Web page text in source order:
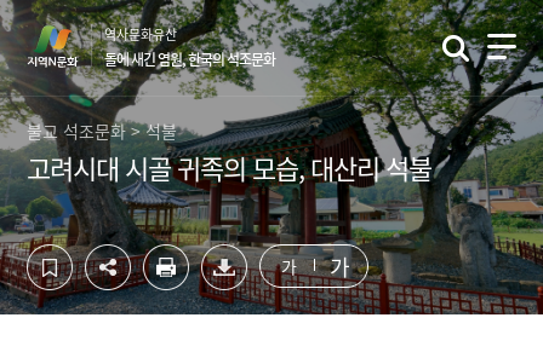
컨
텐
츠
영
역
바
로
가
기
하
단
영
역
바
로
가
기
역사문화유산
돌에 새긴 염원, 한국의 석조문화
불교 석조문화 > 석불
고려시대 시골 귀족의 모습, 대산리 석불
가 가